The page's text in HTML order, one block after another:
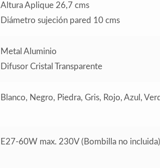
Altura Aplique 26,7 cms
Diámetro sujeción pared 10 cms
Metal Aluminio
Difusor Cristal Transparente
Blanco, Negro, Piedra, Gris, Rojo, Azul,
E27-60W max. 230V (Bombilla no